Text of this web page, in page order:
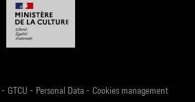
- GTCU - Personal Data- Cookies management